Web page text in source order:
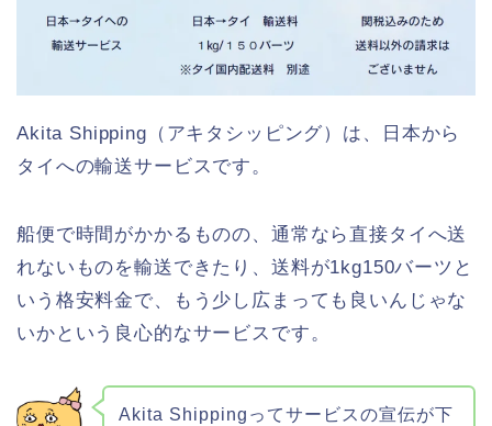
Akita Shipping（アキタシッピング）は、日本から
タイへの輸送サービスです。
船便で時間がかかるものの、通常なら直接タイへ送
れないものを輸送できたり、送料が1kg150バーツと
いう格安料金で、もう少し広まっても良いんじゃな
いかという良心的なサービスです。
Akita Shippingってサービスの宣伝が下